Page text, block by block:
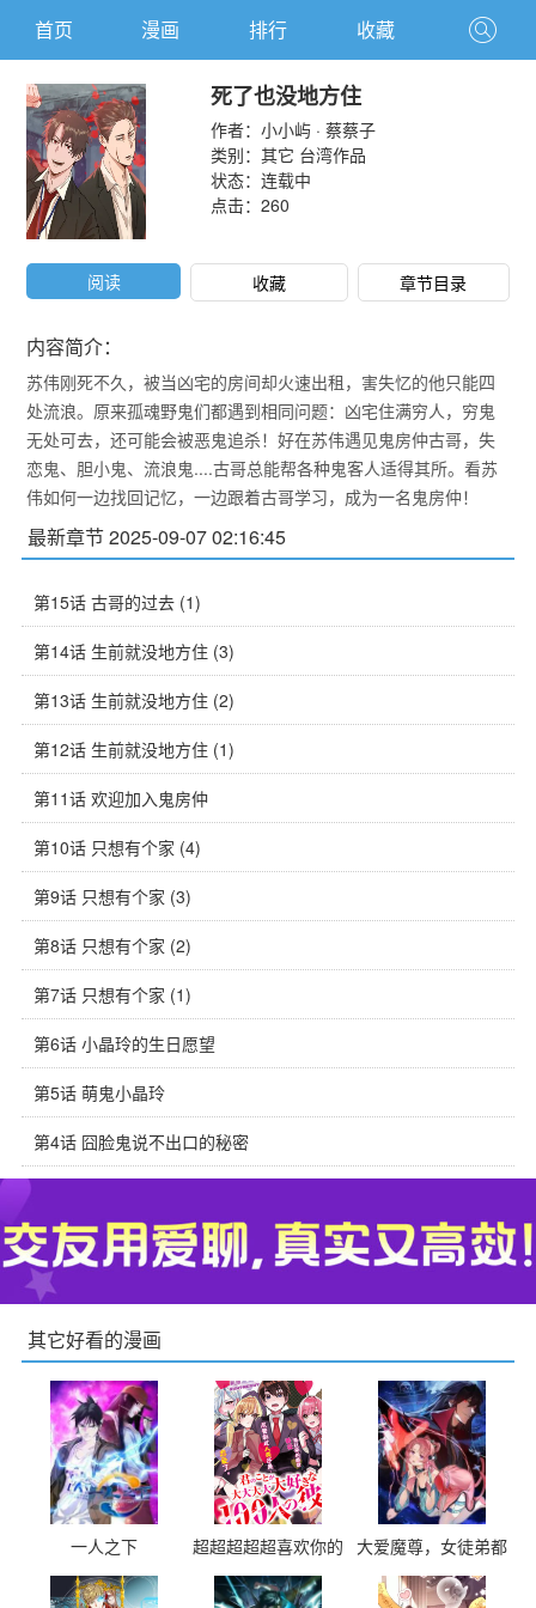
首页 漫画 排行 收藏
死了也没地方住
作者： 小小屿 · 蔡蔡子
类别： 其它 台湾作品
状态：连载中
点击： 260
阅读 收藏 章节目录
内容简介：
苏伟刚死不久，被当凶宅的房间却火速出租，害失忆的他只能四
处流浪。原来孤魂野鬼们都遇到相同问题：凶宅住满穷人，穷鬼
无处可去，还可能会被恶鬼追杀！好在苏伟遇见鬼房仲古哥，失
恋鬼、胆小鬼、流浪鬼....古哥总能帮各种鬼客人适得其所。看苏
伟如何一边找回记忆，一边跟着古哥学习，成为一名鬼房仲！
最新章节 2025-09-07 02:16:45
第15话 古哥的过去 (1)
第14话 生前就没地方住 (3)
第13话 生前就没地方住 (2)
第12话 生前就没地方住 (1)
第11话 欢迎加入鬼房仲
第10话 只想有个家 (4)
第9话 只想有个家 (3)
第8话 只想有个家 (2)
第7话 只想有个家 (1)
第6话 小晶玲的生日愿望
第5话 萌鬼小晶玲
第4话 囧脸鬼说不出口的秘密
其它好看的漫画
一人之下
超超超超超喜欢你的
100个女友
大爱魔尊，女徒弟都
想杀我